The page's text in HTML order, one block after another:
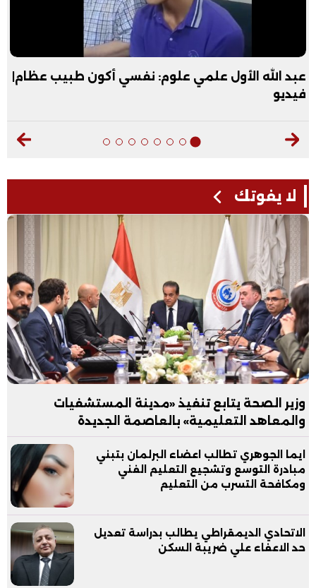
"عقبال العريس يا ست مروة".. شيخ الأزهر يمازح
الثانية علمي بالثانوية الأزهرية| فيديو
لا يفوتك
وزير الصحة يتابع تنفيذ «مدينة المستشفيات
والمعاهد التعليمية» بالعاصمة الجديدة
ايما الجوهري تطالب اعضاء البرلمان بتبني
مبادرة التوسع وتشجيع التعليم الفني
ومكافحة التسرب من التعليم
الاتحادي الديمقراطي يطالب بدراسة تعديل
حد الاعفاء علي ضريبة السكن